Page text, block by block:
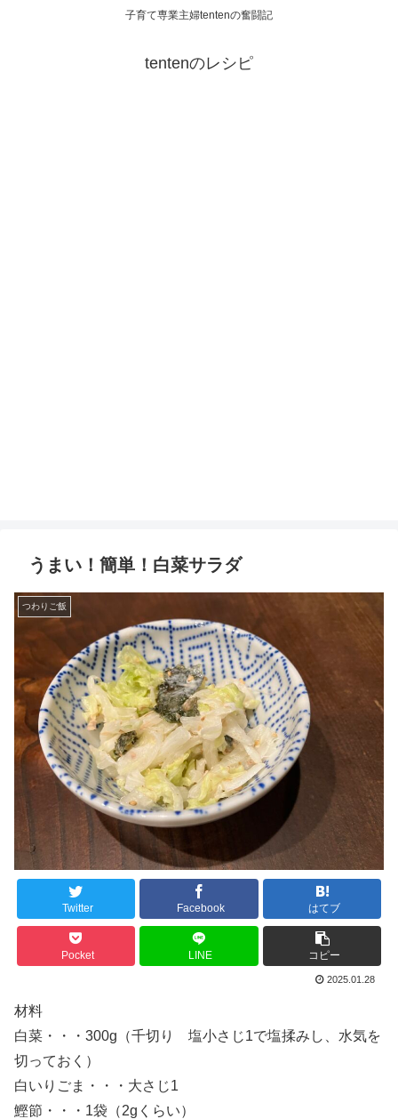
子育て専業主婦tentenの奮闘記
tentenのレシピ
うまい！簡単！白菜サラダ
つわりご飯
Twitter Facebook はてブ
Pocket LINE コピー
2025.01.28
材料
白菜・・・300g（千切り 塩小さじ1で塩揉みし、水気を
切っておく）
白いりごま・・・大さじ1
鰹節・・・1袋（2gくらい）